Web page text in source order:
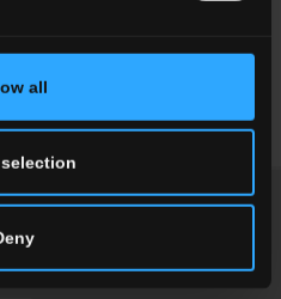
all Grecia